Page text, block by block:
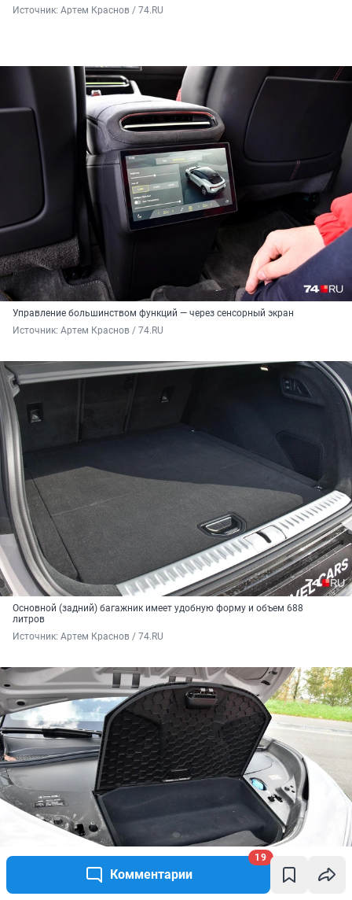
Комментарии
19
Источник: Артем Краснов / 74.RU
Управление большинством функций — через сенсорный экран
Источник: Артем Краснов / 74.RU
Основной (задний) багажник имеет удобную форму и объем 688
литров
Источник: Артем Краснов / 74.RU